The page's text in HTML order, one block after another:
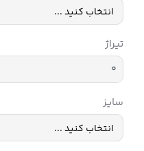
تیراژ
سایز